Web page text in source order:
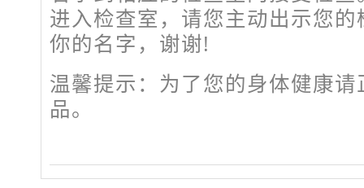
进入检查室，请您主动出示您
你的名字，谢谢!
温馨提示：为了您的身体健康
品。